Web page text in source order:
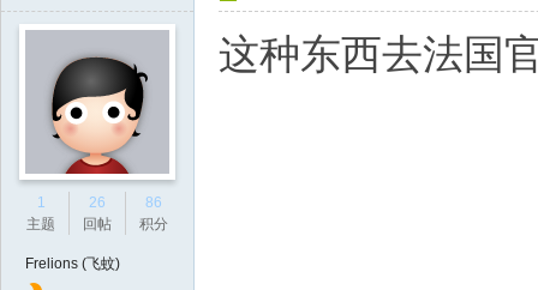
1
主题
26
回帖
86
积分
Frelions (飞蚊)
这种东西去法国